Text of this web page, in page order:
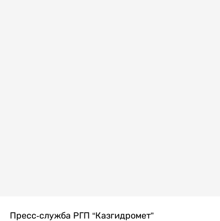
Пресс-служба РГП “Казгидромет”